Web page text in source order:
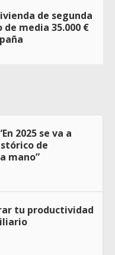
de segunda
media 35.000 €
2025 se va a
de
mano”
tu productividad